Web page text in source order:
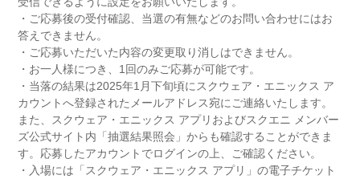
・ご応募後の受付確認、当選の有無などのお問い合わせにはお
答えできません。
・ご応募いただいた内容の変更取り消しはできません。
・お一人様につき、1回のみご応募が可能です。
・当落の結果は2025年1月下旬頃にスクウェア・エニックス ア
カウントへ登録されたメールアドレス宛にご連絡いたします。
また、スクウェア・エニックス アプリおよびスクエニ メンバー
ズ公式サイト内「抽選結果照会」からも確認することができま
す。応募したアカウントでログインの上、ご確認ください。
・入場には「スクウェア・エニックス アプリ」の電子チケット